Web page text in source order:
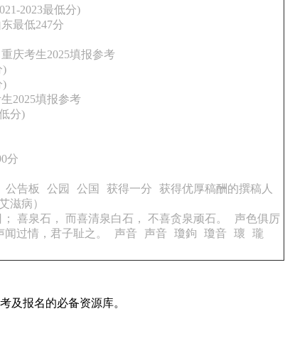
2023最低分)
最低247分
庆考生2025填报参考
)
)
2025填报参考
分)
分
公告板 公园 公国 获得一分
获得优厚稿酬的撰稿人
滋病）
喜泉石， 而喜清泉白石， 不喜贪泉顽石。
声色俱厉
闻过情，君子耻之。 声音 声音 瓊鉤 瓊音 瓌
瓏
及报名的必备资源库。